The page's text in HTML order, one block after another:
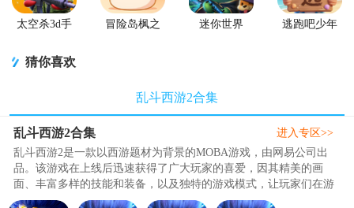
太空杀3d手
冒险岛枫之
迷你世界
逃跑吧少年
猜你喜欢
乱斗西游2合集
乱斗西游2合集
乱斗西游2是一款以西游题材为背景的MOBA游戏，由网易公司出
品。该游戏在上线后迅速获得了广大玩家的喜爱，因其精美的画
面、丰富多样的技能和装备，以及独特的游戏模式，让玩家们在游
戏中体验到了前所未有的快感和乐趣..
进入专区>>